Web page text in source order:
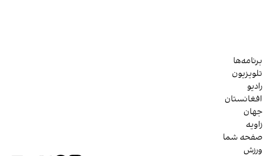
برنامه‌ها
تلویزیون
رادیو
افغانستان
جهان
زاویه
صفحه شما
ورزش